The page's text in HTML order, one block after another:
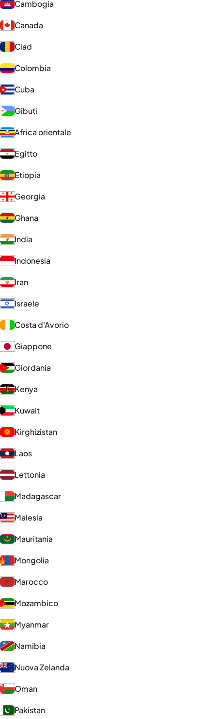
Cambogia
Canada
Ciad
Colombia
Cuba
Gibuti
Africa orientale
Egitto
Etiopia
Georgia
Ghana
India
Indonesia
Iran
Israele
Costa d'Avorio
Giappone
Giordania
Kenya
Kuwait
Kirghizistan
Laos
Lettonia
Madagascar
Malesia
Mauritania
Mongolia
Marocco
Mozambico
Myanmar
Namibia
Nuova Zelanda
Oman
Pakistan